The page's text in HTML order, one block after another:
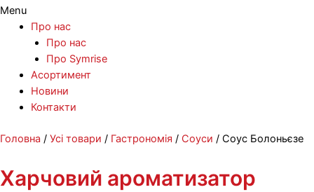
Menu
Про нас
Про нас
Про Symrise
Асортимент
Новини
Контакти
Перейти
вмісту
Головна / Усі товари / Гастрономія / Соуси / Соус Болоньєзе
Харчовий ароматизатор